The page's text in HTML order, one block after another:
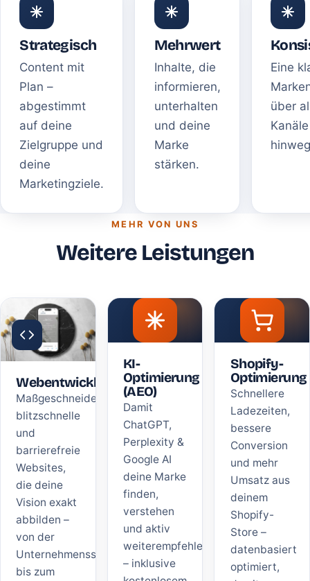
Strategisch
Content mit
Plan –
abgestimmt
auf deine
Zielgruppe und
deine
Marketingziele.
Mehrwert
Inhalte, die
informieren,
unterhalten
und deine
Marke
stärken.
Eine
über
Kanäle
MEHR VON UNS
Weitere Leistungen
Webentwicklung
Maßgeschneiderte,
blitzschnelle
und
barrierefreie
Websites,
die deine
Vision exakt
abbilden –
von der
Unternehmensseite
bis zum
KI-
Optimierung
(AEO)
Damit
ChatGPT,
Perplexity &
Google AI
deine Marke
finden,
verstehen
und aktiv
weiterempfehlen
– inklusive
Shopify-
Optimierung
Schnellere
Ladezeiten,
bessere
Conversion
und mehr
Umsatz aus
deinem
Shopify-
Store –
datenbasiert
optimiert,